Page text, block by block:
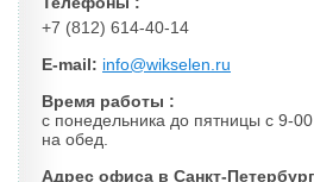
+7 (812) 614-40-14
E-mail: info@wikselen.ru
Время работы :
с понедельника до пятницы с 9-
на обед.
Адрес офиса в Санкт-